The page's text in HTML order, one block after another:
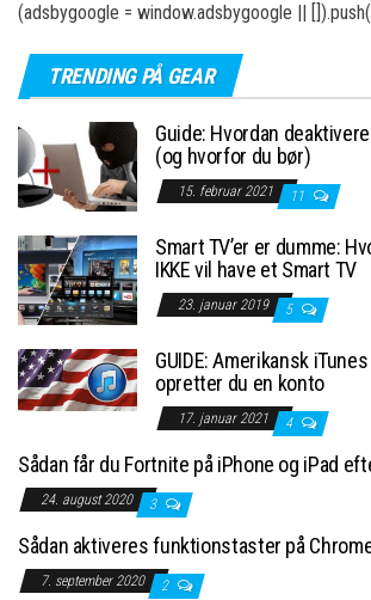
(adsbygoogle = window.adsbygoogle ||
TRENDING PÅ GEAR
Guide: Hvordan
(og hvorfor du bør)
15. februar 2021 11
Smart TV’er er dumme:
IKKE vil have et Smart TV
23. januar 2019 5
GUIDE: Amerikansk
opretter du en konto
17. januar 2021 4
Sådan får du Fortnite på iPhone og iPad
24. august 2020 3
Sådan aktiveres funktionstaster på
7. september 2020 2